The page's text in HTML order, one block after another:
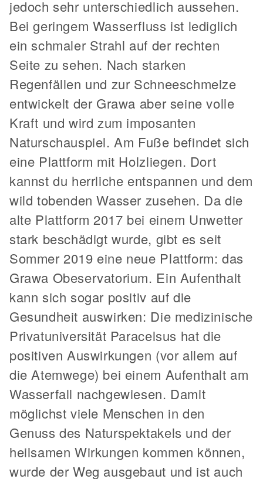
jedoch sehr unterschiedlich aussehen.
Bei geringem Wasserfluss ist lediglich
ein schmaler Strahl auf der rechten
Seite zu sehen. Nach starken
Regenfällen und zur Schneeschmelze
entwickelt der Grawa aber seine volle
Kraft und wird zum imposanten
Naturschauspiel. Am Fuße befindet sich
eine Plattform mit Holzliegen. Dort
kannst du herrliche entspannen und dem
wild tobenden Wasser zusehen. Da die
alte Plattform 2017 bei einem Unwetter
stark beschädigt wurde, gibt es seit
Sommer 2019 eine neue Plattform: das
Grawa Obeservatorium. Ein Aufenthalt
kann sich sogar positiv auf die
Gesundheit auswirken: Die medizinische
Privatuniversität Paracelsus hat die
positiven Auswirkungen (vor allem auf
die Atemwege) bei einem Aufenthalt am
Wasserfall nachgewiesen. Damit
möglichst viele Menschen in den
Genuss des Naturspektakels und der
heilsamen Wirkungen kommen können,
wurde der Weg ausgebaut und ist auch